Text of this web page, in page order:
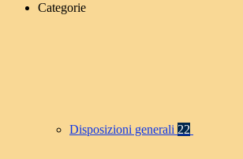
Categorie
Disposizioni generali 22